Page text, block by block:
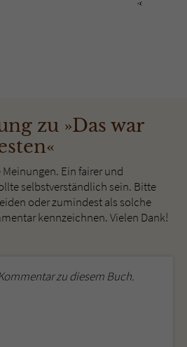
zu »Das war
Ein fairer und
selbstverständlich sein. Bitte
oder zumindest als solche
kennzeichnen. Vielen Dank!
zu diesem Buch.